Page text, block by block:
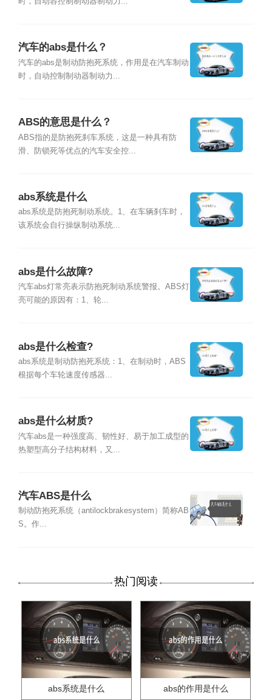
汽车的abs是什么？
汽车的abs是制动防抱死系统，作用是在汽车制动
时，自动控制制动器制动力...
ABS的意思是什么？
ABS指的是防抱死刹车系统，这是一种具有防
滑、防锁死等优点的汽车安全控...
abs系统是什么
abs系统是防抱死制动系统。1、在车辆刹车时，
该系统会自行操纵制动系统...
abs是什么故障?
汽车abs灯常亮表示防抱死制动系统警报。ABS灯
亮可能的原因有：1、轮...
abs是什么检查?
abs系统是制动防抱死系统：1、在制动时，ABS
根据每个车轮速度传感器...
abs是什么材质?
汽车abs是一种强度高、韧性好、易于加工成型的
热塑型高分子结构材料，又...
汽车ABS是什么
制动防抱死系统（antilockbrakesystem）简称AB
S。作...
热门阅读
abs系统是什么 abs的作用是什么